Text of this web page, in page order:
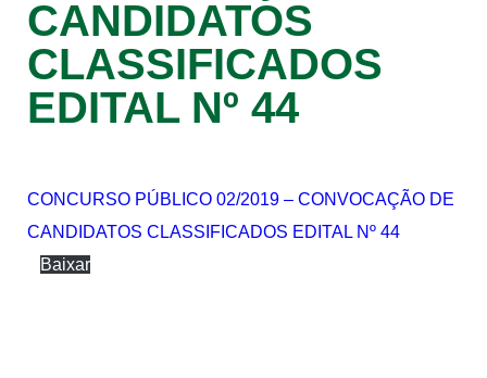
CANDIDATOS
CLASSIFICADOS
EDITAL Nº 44
CONCURSO PÚBLICO 02/2019 – CONVOCAÇÃO DE
CANDIDATOS CLASSIFICADOS EDITAL Nº 44
Baixar